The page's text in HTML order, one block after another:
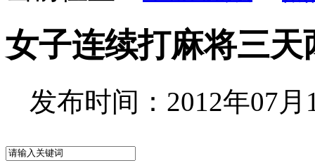
女子连续打麻将三
发布时间：2012年07月